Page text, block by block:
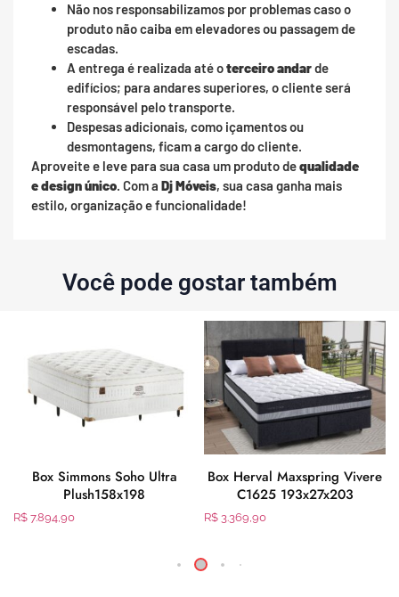
Não nos responsabilizamos por problemas caso o
produto não caiba em elevadores ou passagem de
escadas.
A entrega é realizada até oterceiro andarde
edifícios; para andares superiores, o cliente será
responsável pelo transporte.
Despesas adicionais, como içamentos ou
desmontagens, ficam a cargo do cliente.
Aproveite e leve para sua casa um produto dequalidade
e design único. Com a Dj Móveis, sua casa ganha mais
estilo, organização e funcionalidade!
Você pode gostar também
Box Simmons Soho Ultra
Plush158x198
R$ 7.894,90
Box Herval Maxspring Vivere
C1625 193x27x203
R$ 3.369,90